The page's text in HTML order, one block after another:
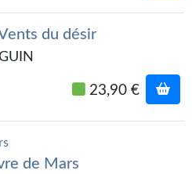
du désir
23,90 €
de Mars